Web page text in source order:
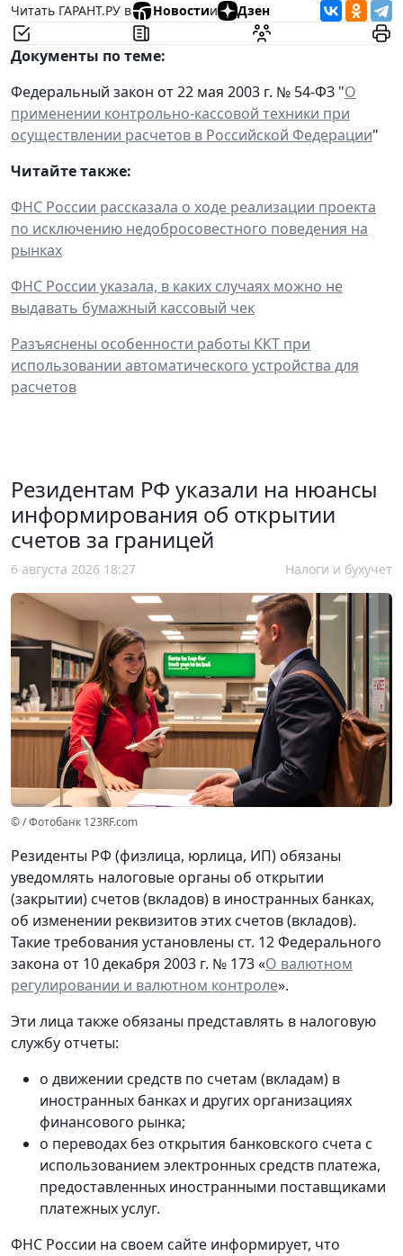
Читать ГАРАНТ.РУ в
Новостии Дзен
Документы по теме:
Федеральный закон от 22 мая 2003 г. № 54-ФЗ "О
применении контрольно-кассовой техники при
осуществлении расчетов в Российской Федерации"
Читайте также:
ФНС России рассказала о ходе реализации проекта
по исключению недобросовестного поведения на
рынках
ФНС России указала, в каких случаях можно не
выдавать бумажный кассовый чек
Разъяснены особенности работы ККТ при
использовании автоматического устройства для
расчетов
Резидентам РФ указали на нюансы
информирования об открытии
счетов за границей
6 августа 2026 18:27 Налоги и бухучет
© / Фотобанк 123RF.com
Резиденты РФ (физлица, юрлица, ИП) обязаны
уведомлять налоговые органы об открытии
(закрытии) счетов (вкладов) в иностранных банках,
об изменении реквизитов этих счетов (вкладов).
Такие требования установлены ст. 12 Федерального
закона от 10 декабря 2003 г. № 173 «О валютном
регулировании и валютном контроле».
Эти лица также обязаны представлять в налоговую
службу отчеты:
о движении средств по счетам (вкладам) в
иностранных банках и других организациях
финансового рынка;
о переводах без открытия банковского счета с
использованием электронных средств платежа,
предоставленных иностранными поставщиками
платежных услуг.
ФНС России на своем сайте информирует, что